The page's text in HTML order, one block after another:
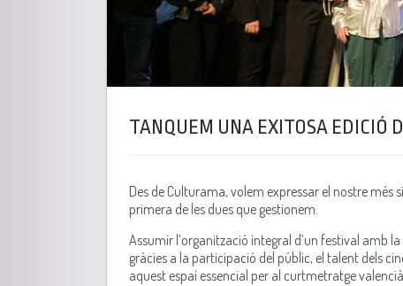
TANQUEM UNA EXITOSA EDICIÓ
Des de Culturama, volem expressar el nostre
primera de les dues que gestionem.
Assumir l’organització integral d’un festival amb
gràcies a la participació del públic, el talent dels
aquest espai essencial per al curtmetratge